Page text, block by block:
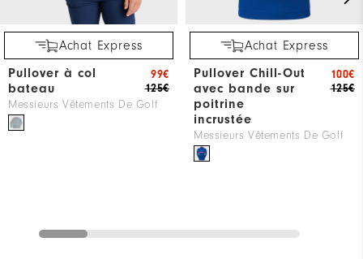
Achat Express
Pullover à col
bateau
Messieurs Vêtements De Golf
125€
99€
Achat Express
Pullover Chill-Out
avec bande sur
poitrine
incrustée
Messieurs Vêtements De Golf
125€
100€